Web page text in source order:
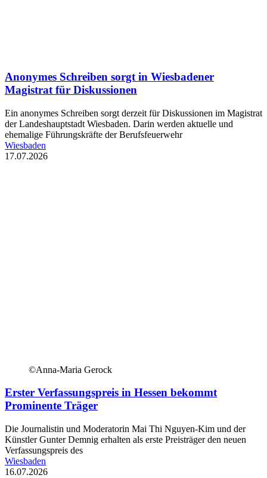
Anonymes Schreiben sorgt in Wiesbadener
Magistrat für Diskussionen
Ein anonymes Schreiben sorgt derzeit für Diskussionen im Magistrat
der Landeshauptstadt Wiesbaden. Darin werden aktuelle und
ehemalige Führungskräfte der Berufsfeuerwehr
Wiesbaden
17.07.2026
©Anna-Maria Gerock
Erster Verfassungspreis in Hessen bekommt
Prominente Träger
Die Journalistin und Moderatorin Mai Thi Nguyen-Kim und der
Künstler Gunter Demnig erhalten als erste Preisträger den neuen
Verfassungspreis des
Wiesbaden
16.07.2026